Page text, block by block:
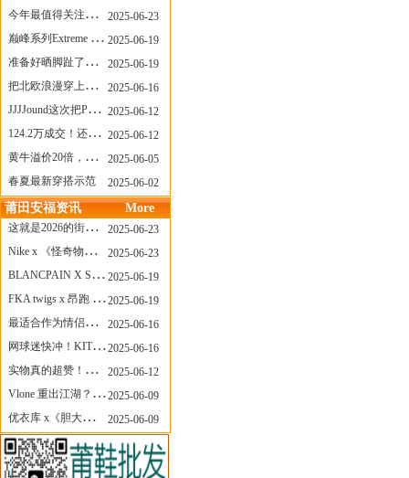
今年最值得关注的AF1！KOBE x AF1 明日发售
2025-06-23
巅峰系列Extreme Diver潜水腕表与Revival Diver复刻版潜水腕表共同推出“暗影款”新作
2025-06-19
准备好晒脚趾了吗？透明款 AF1 要回归了
2025-06-19
把北欧浪漫穿上脚，Cecilie Bahnsen x ASICS
2025-06-16
JJJJound这次把PUMA改得好安静
2025-06-12
124.2万成交！还有什么是Labubu做不到的？
2025-06-12
黄牛溢价20倍，「Labubu」3.0市价大盘点！假货比正品还贵...
2025-06-05
春夏最新穿搭示范
2025-06-02
莆田安福资讯 More
这就是2026的街头感！Prada新包我先爱了
2025-06-23
Nike x 《怪奇物语》联名回归，终于轮到这双热门款了！
2025-06-23
BLANCPAIN X SWATCH联名款 BIOCERAMIC SCUBA FIFTY FATHOMS 系列推出全新 GREEN ABYSS（碧波洋）腕表
2025-06-19
FKA twigs x 昂跑 联名来了，这三双 Cloud X 你选哪一双？
2025-06-19
最适合作为情侣鞋的New Balance 1906 Loafer出现了！
2025-06-16
网球迷快冲！KITH x Wilson 限量球拍太会设计了
2025-06-16
实物真的超赞！NB 新款 2010 新配色
2025-06-12
Vlone 重出江湖？突然又要联名，谁能想到！
2025-06-09
优衣库 x《胆大党》新品公布，第二季联动周边来了！
2025-06-09